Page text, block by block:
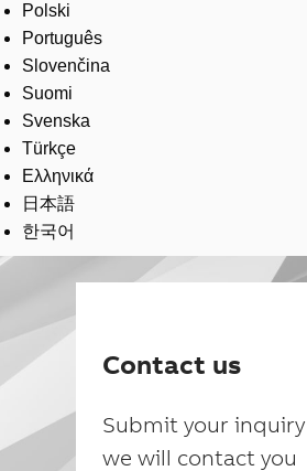
Polski
Português
Slovenčina
Suomi
Svenska
Türkçe
Ελληνικά
日本語
한국어
Contact us
Submit your
we will contact you